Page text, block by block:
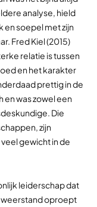
analyse, hield
en soepel met zijn
Fred Kiel (2015)
relatie is tussen
en het karakter
prettig in de
en was zowel een
Die
zijn
gewicht in de
leiderschap dat
weerstand oproept